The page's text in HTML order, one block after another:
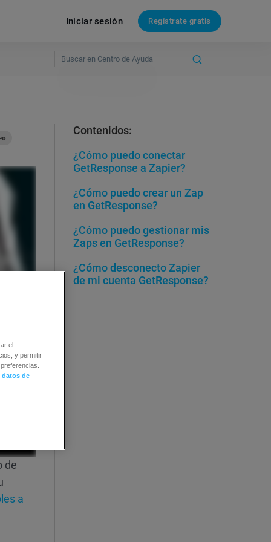
Iniciar sesión Regístrate gratis
Contenidos:
¿Cómo puedo conectar
GetResponse a Zapier?
¿Cómo puedo crear un Zap
en GetResponse?
¿Cómo puedo gestionar mis
Zaps en GetResponse?
¿Cómo desconecto Zapier
de mi cuenta GetResponse?
de
a
el
y permitir
datos de